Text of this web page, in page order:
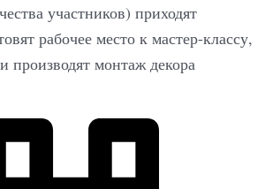
участников) приходят
рабочее место к мастер-классу,
производят монтаж декора